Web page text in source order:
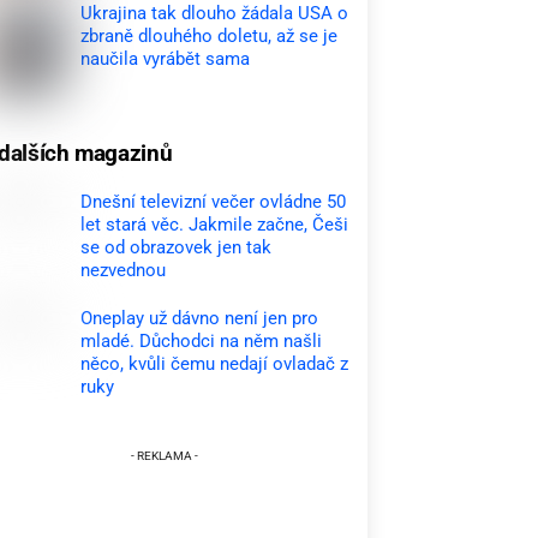
Ukrajina tak dlouho žádala USA o
zbraně dlouhého doletu, až se je
naučila vyrábět sama
magazinů
Dnešní televizní večer ovládne 50
let stará věc. Jakmile začne, Češi
se od obrazovek jen tak
nezvednou
Oneplay už dávno není jen pro
mladé. Důchodci na něm našli
něco, kvůli čemu nedají ovladač z
ruky